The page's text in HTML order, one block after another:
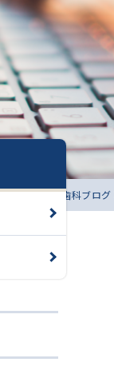
ホーム 歯科ブログ